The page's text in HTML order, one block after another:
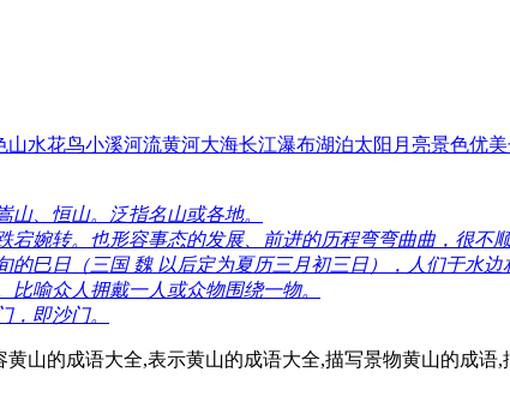
山水花鸟小溪河流黄河大海长江瀑布湖泊太阳 月亮景色优美
山、恒山。泛指名山或各地。
宕婉转。也形容事态的发展、前进的历程弯弯曲曲，很不顺
的巳日（三国 魏 以后定为夏历三月初三日），人们于水
比喻众人拥戴一人或众物围绕一物。
，即沙门。
山的成语大全,表示黄山的成语大全,描写景物黄山的成